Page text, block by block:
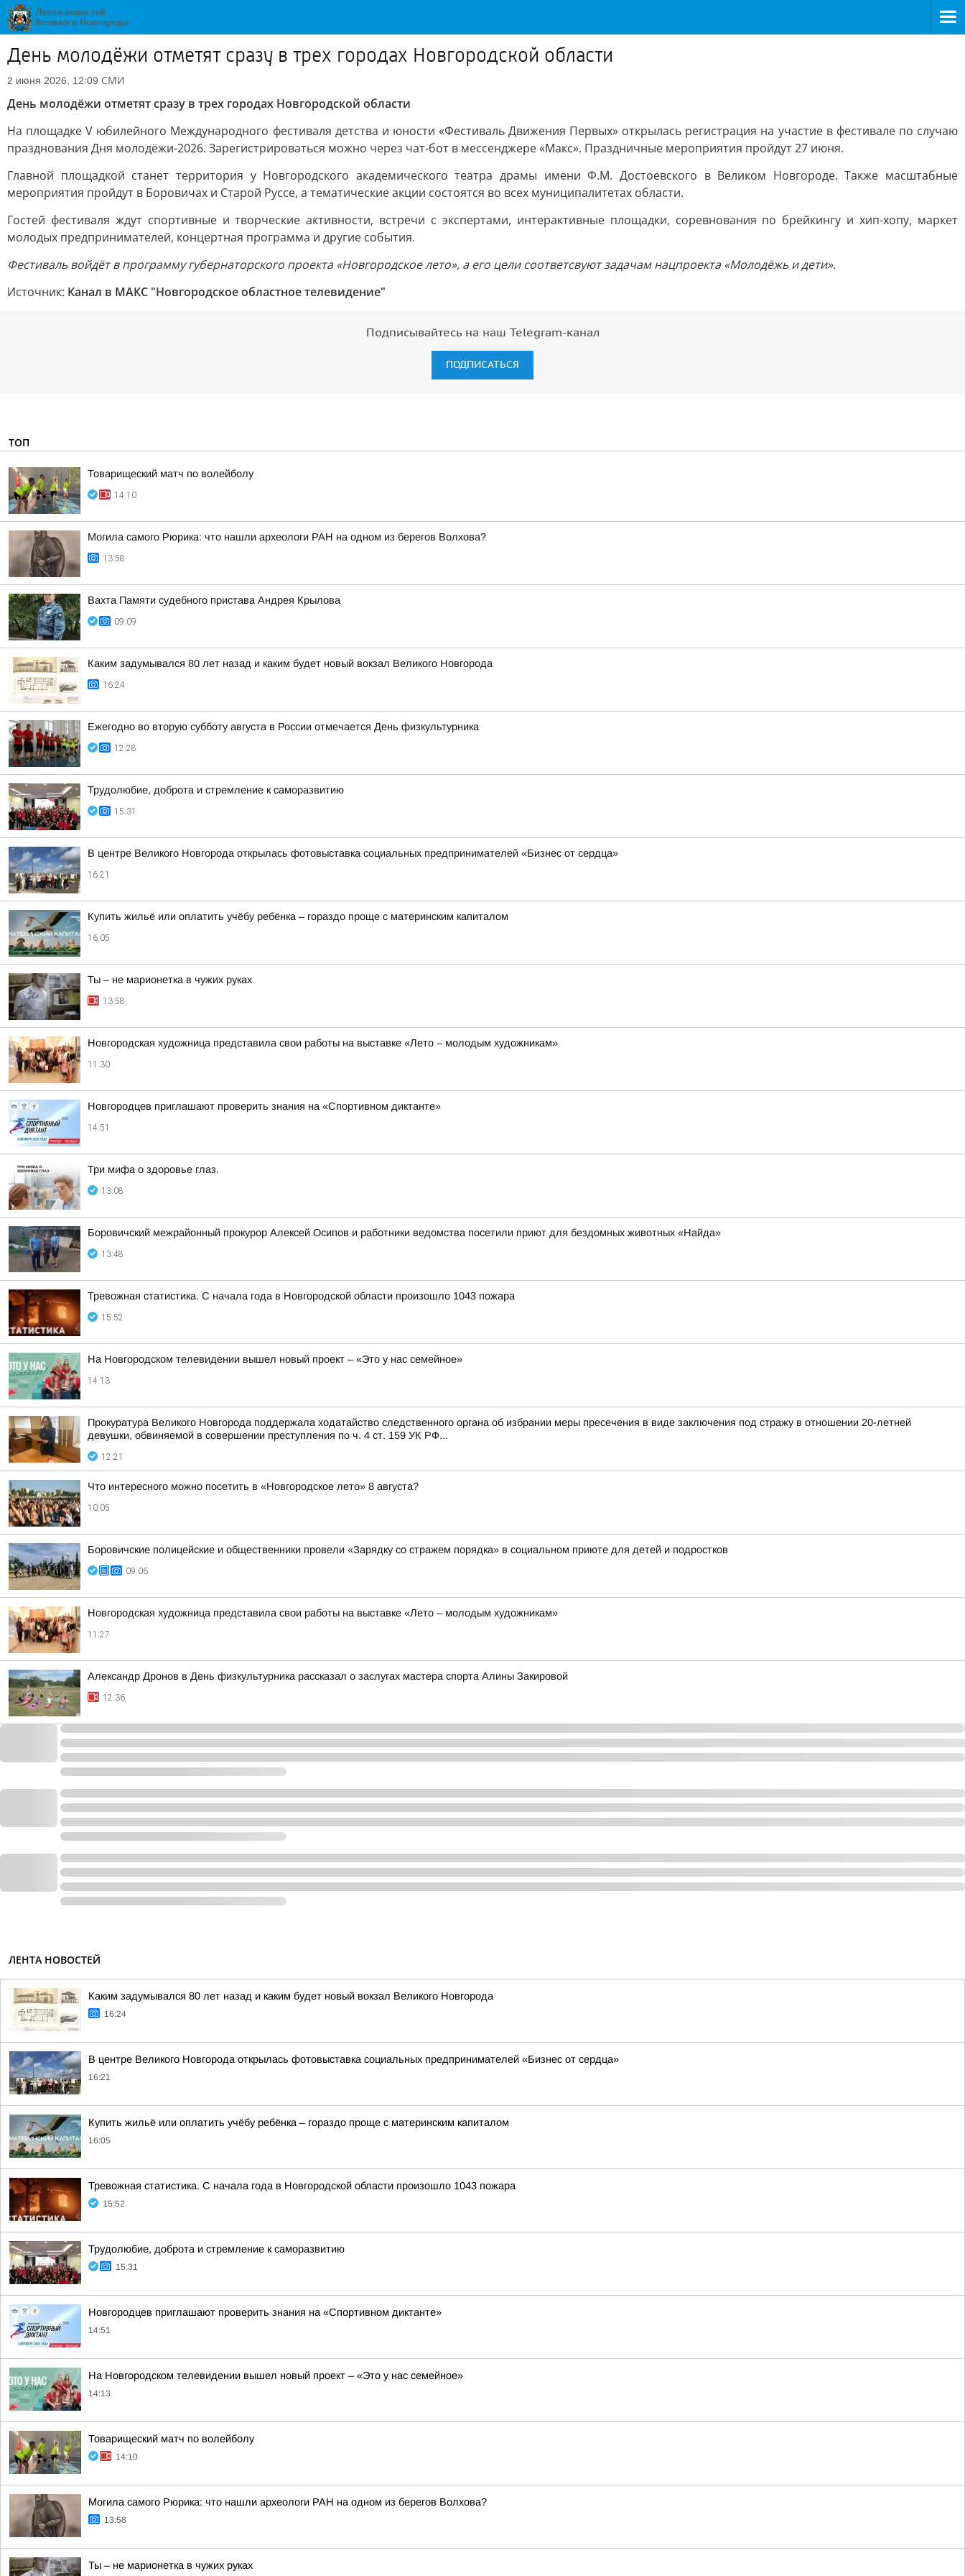
День молодёжи отметят сразу в трех городах Новгородской области
2 июня 2026, 12:09 СМИ
День молодёжи отметят сразу в трех городах Новгородской области
На площадке V юбилейного Международного фестиваля детства и юности «Фестиваль Движения Первых» открылась регистрация на участие в фестивале по случаю
празднования Дня молодёжи-2026. Зарегистрироваться можно через чат-бот в мессенджере «Макс». Праздничные мероприятия пройдут 27 июня.
Главной площадкой станет территория у Новгородского академического театра драмы имени Ф.М. Достоевского в Великом Новгороде. Также масштабные
мероприятия пройдут в Боровичах и Старой Руссе, а тематические акции состоятся во всех муниципалитетах области.
Гостей фестиваля ждут спортивные и творческие активности, встречи с экспертами, интерактивные площадки, соревнования по брейкингу и хип-хопу, маркет
молодых предпринимателей, концертная программа и другие события.
Фестиваль войдёт в программу губернаторского проекта «Новгородское лето», а его цели соответсвуют задачам нацпроекта «Молодёжь и дети».
Источник: Канал в МАКС "Новгородское областное телевидение"
Подписывайтесь на наш Telegram-канал
ПОДПИСАТЬСЯ
ТОП
Товарищеский матч по волейболу
14:10
Могила самого Рюрика: что нашли археологи РАН на одном из берегов Волхова?
13:58
Вахта Памяти судебного пристава Андрея Крылова
09:09
Каким задумывался 80 лет назад и каким будет новый вокзал Великого Новгорода
16:24
Ежегодно во вторую субботу августа в России отмечается День физкультурника
12:28
Трудолюбие, доброта и стремление к саморазвитию
15:31
В центре Великого Новгорода открылась фотовыставка социальных предпринимателей «Бизнес от сердца»
16:21
Купить жильё или оплатить учёбу ребёнка – гораздо проще с материнским капиталом
16:05
Ты – не марионетка в чужих руках
13:58
Новгородская художница представила свои работы на выставке «Лето – молодым художникам»
11:30
Новгородцев приглашают проверить знания на «Спортивном диктанте»
14:51
Три мифа о здоровье глаз.
13:08
Боровичский межрайонный прокурор Алексей Осипов и работники ведомства посетили приют для бездомных животных «Найда»
13:48
Тревожная статистика. С начала года в Новгородской области произошло 1043 пожара
15:52
На Новгородском телевидении вышел новый проект – «Это у нас семейное»
14:13
Прокуратура Великого Новгорода поддержала ходатайство следственного органа об избрании меры пресечения в виде заключения под стражу в отношении 20-летней
девушки, обвиняемой в совершении преступления по ч. 4 ст. 159 УК РФ...
12:21
Что интересного можно посетить в «Новгородское лето» 8 августа?
10:05
Боровичские полицейские и общественники провели «Зарядку со стражем порядка» в социальном приюте для детей и подростков
09:06
Новгородская художница представила свои работы на выставке «Лето – молодым художникам»
11:27
Александр Дронов в День физкультурника рассказал о заслугах мастера спорта Алины Закировой
12:36
ЛЕНТА НОВОСТЕЙ
Каким задумывался 80 лет назад и каким будет новый вокзал Великого Новгорода
16:24
В центре Великого Новгорода открылась фотовыставка социальных предпринимателей «Бизнес от сердца»
16:21
Купить жильё или оплатить учёбу ребёнка – гораздо проще с материнским капиталом
16:05
Тревожная статистика. С начала года в Новгородской области произошло 1043 пожара
15:52
Трудолюбие, доброта и стремление к саморазвитию
15:31
Новгородцев приглашают проверить знания на «Спортивном диктанте»
14:51
На Новгородском телевидении вышел новый проект – «Это у нас семейное»
14:13
Товарищеский матч по волейболу
14:10
Могила самого Рюрика: что нашли археологи РАН на одном из берегов Волхова?
13:58
Ты – не марионетка в чужих руках